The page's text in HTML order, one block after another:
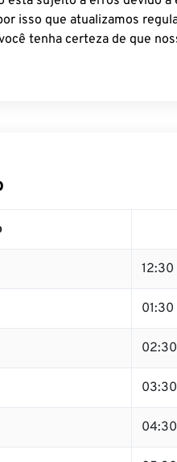
isso que atualizamos
tenha certeza de que
12:30
01:30